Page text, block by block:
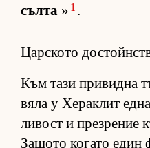
сълта » 1 .
Царското
Към тази при­видна
вяла у Хе­рак­лит
ли­вост и през­ре­ние
За­щото ко­гато един